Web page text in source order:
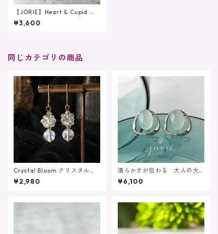
【JORIE】Heart & Cupid ♡
美しい輝き一粒極上ピアス／
イヤリング サージカルステ
¥3,600
同じカテゴリの商品
Crystal Bloom クリスタル
ルナフラッシュ シャンデリ
ア 4月 水晶 サージカル
¥2,980
清らかさが伝わる 大人の大
ぶり耳飾り 大粒シーブルー
カルセドニーピアス イヤリ
¥6,100